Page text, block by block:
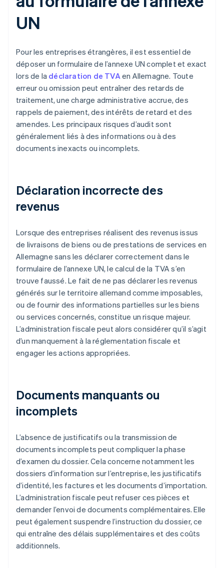
UN
Pour les entreprises étrangères, il est essentiel de
déposer un formulaire de l’annexe UN complet et exact
lors de la déclaration de TVAen Allemagne. Toute
erreur ou omission peut entraîner des retards de
traitement, une charge administrative accrue, des
rappels de paiement, des intérêts de retard et des
amendes. Les principaux risques d’audit sont
généralement liés à des informations ou à des
documents inexacts ou incomplets.
Déclaration incorrecte des
revenus
Lorsque des entreprises réalisent des revenus issus
de livraisons de biens ou de prestations de services en
Allemagne sans les déclarer correctement dans le
formulaire de l’annexe UN, le calcul de la TVA s’en
trouve faussé. Le fait de ne pas déclarer les revenus
générés sur le territoire allemand comme imposables,
ou de fournir des informations partielles sur les biens
ou services concernés, constitue un risque majeur.
L’administration fiscale peut alors considérer qu’il s’agit
d’un manquement à la réglementation fiscale et
engager les actions appropriées.
Documents manquants ou
incomplets
L’absence de justificatifs ou la transmission de
documents incomplets peut compliquer la phase
d’examen du dossier. Cela concerne notamment les
dossiers d’information sur l’entreprise, les justificatifs
d’identité, les factures et les documents d’importation.
L’administration fiscale peut refuser ces pièces et
demander l’envoi de documents complémentaires. Elle
peut également suspendre l’instruction du dossier, ce
qui entraîne des délais supplémentaires et des coûts
additionnels.